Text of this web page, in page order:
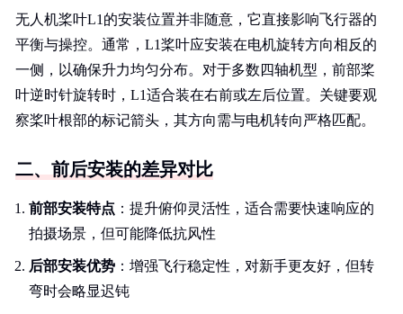
无人机桨叶L1的安装位置并非随意，它直接影响飞行器的
平衡与操控。通常，L1桨叶应安装在电机旋转方向相反的
一侧，以确保升力均匀分布。对于多数四轴机型，前部桨
叶逆时针旋转时，L1适合装在右前或左后位置。关键要观
察桨叶根部的标记箭头，其方向需与电机转向严格匹配。
二、前后安装的差异对比
前部安装特点 ：提升俯仰灵活性，适合需要快速响应的
拍摄场景，但可能降低抗风性
后部安装优势 ：增强飞行稳定性，对新手更友好，但转
弯时会略显迟钝